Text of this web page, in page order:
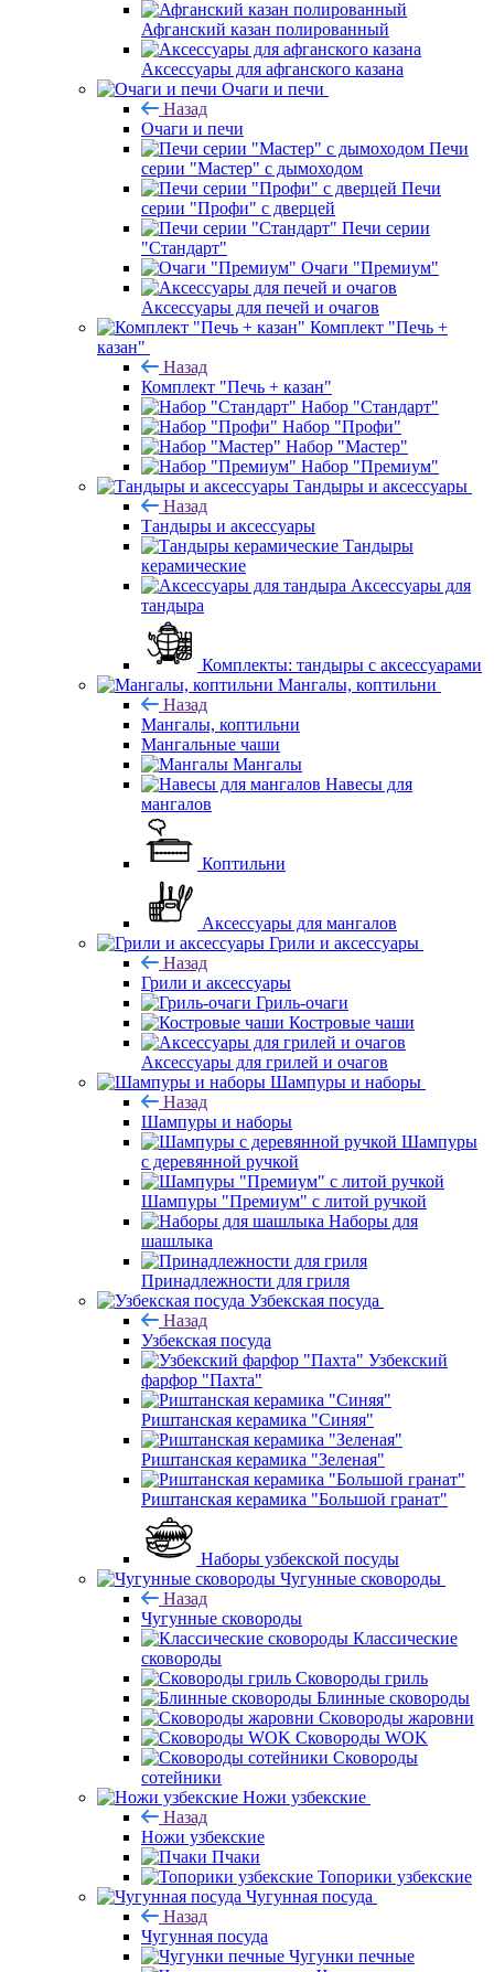
Афганский казан полированный
Аксессуары для афганского казана
Очаги и печи
Назад
Очаги и печи
Печи
серии "Мастер" с дымоходом
Печи
серии "Профи" с дверцей
Печи серии
"Стандарт"
Очаги "Премиум"
Аксессуары для печей и очагов
Комплект "Печь +
казан"
Назад
Комплект "Печь + казан"
Набор "Стандарт"
Набор "Профи"
Набор "Мастер"
Набор "Премиум"
Тандыры и аксессуары
Назад
Тандыры и аксессуары
Тандыры
керамические
Аксессуары для
тандыра
Комплекты: тандыры с аксессуарами
Мангалы, коптильни
Назад
Мангалы, коптильни
Мангальные чаши
Мангалы
Навесы для
мангалов
Коптильни
Аксессуары для мангалов
Грили и аксессуары
Назад
Грили и аксессуары
Гриль-очаги
Костровые чаши
Аксессуары для грилей и очагов
Шампуры и наборы
Назад
Шампуры и наборы
Шампуры
с деревянной ручкой
Шампуры "Премиум" с литой ручкой
Наборы для
шашлыка
Принадлежности для гриля
Узбекская посуда
Назад
Узбекская посуда
Узбекский
фарфор "Пахта"
Риштанская керамика "Синяя"
Риштанская керамика "Зеленая"
Риштанская керамика "Большой гранат"
Наборы узбекской посуды
Чугунные сковороды
Назад
Чугунные сковороды
Классические
сковороды
Сковороды гриль
Блинные сковороды
Сковороды жаровни
Сковороды WOK
Сковороды
сотейники
Ножи узбекские
Назад
Ножи узбекские
Пчаки
Топорики узбекские
Чугунная посуда
Назад
Чугунная посуда
Чугунки печные